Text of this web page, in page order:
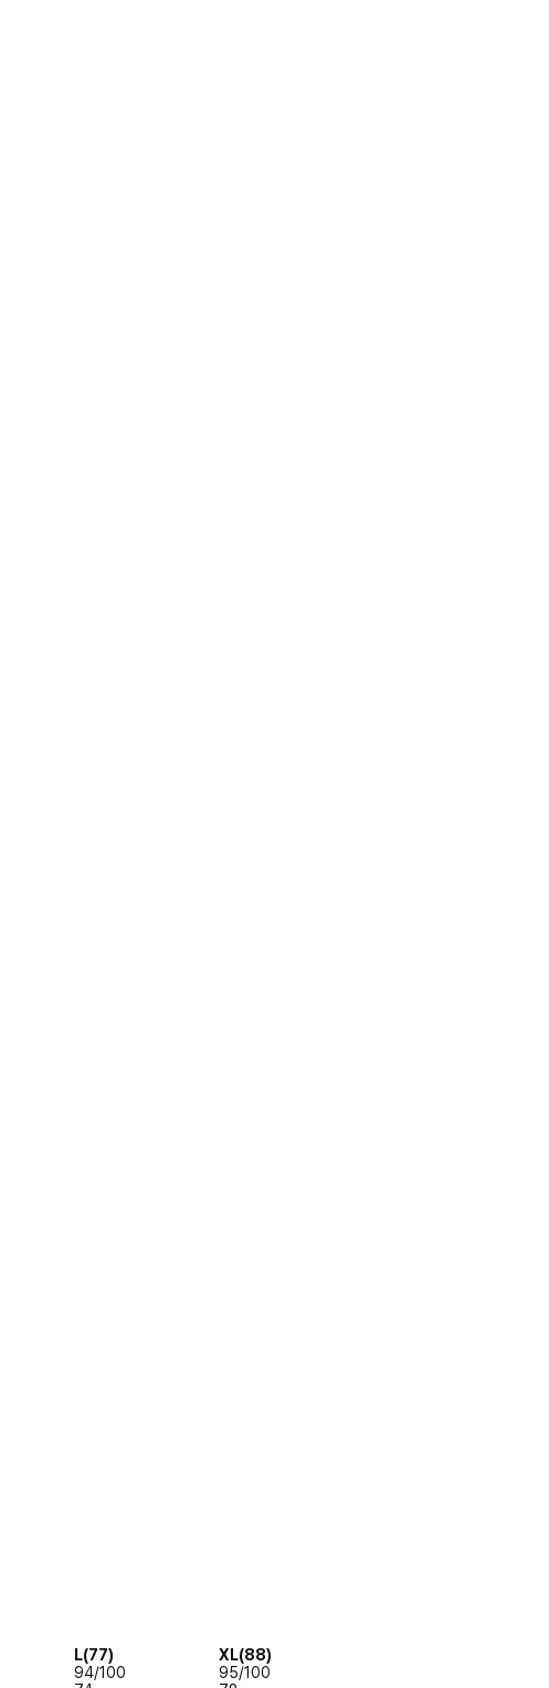
L(77)
XL(88)
94/100
95/100